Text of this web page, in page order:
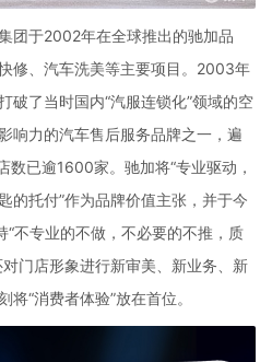
团于2002年在全球推出的驰加品
修、汽车洗美等主要项目。 2003年
破了当时国内“汽服连锁化”领域的空
响力的汽车售后服务品牌之一，遍
数已逾1600家。驰加将“专业驱动，
的托付”作为品牌价值主张，并于今
“不专业的不做，不必要的不推，质
门店形象进行新审美、新业务、新
“消费者体验”放在首位。